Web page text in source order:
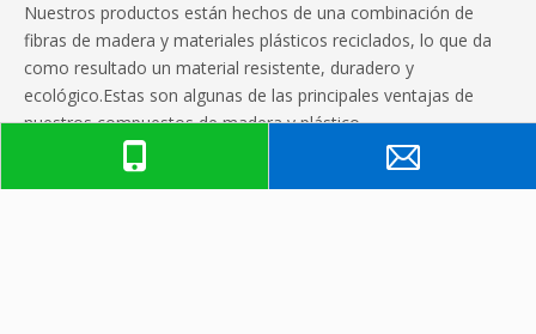
Nuestros productos están hechos de una combinación de
fibras de madera y materiales plásticos reciclados, lo que da
como resultado un material resistente, duradero y
ecológico.Estas son algunas de las principales ventajas de
nuestros compuestos de madera y plástico.
enlaces rápidos